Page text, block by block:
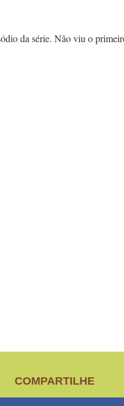
da série. Não viu o
COMPARTILHE